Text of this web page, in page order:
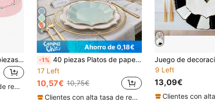
10 piezas/20 piezas/40 piezas, Bandeja de papel de verano, Bandeja de papel de 9" x 7" | Decoración para despedida de soltera, Última tostada, Suministros para fiesta de cumpleaños, Baby shower, Bandeja de pastel a rayas
Clientes con alta tasa de repetición
6
Ahorro de 0,18€
-1% 40 piezas Platos de papel desechables de color verde menta y blanco, platos de postre de 7 pulgadas de color verde salvia (20 piezas) y platos de almuerzo de 9 pulgadas de color blanco (20 piezas) con borde dorado, vajilla para cumpleaños, boda y fiesta, platos de papel con borde ondulado
17 Left
10,57€ 10,75€
Clientes con alta tasa de repetición
9 Left
13,09€